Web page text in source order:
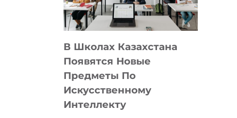
—
МЕЖДУНАРОДНУЮ
ДЛЯ
ТЕХНОЛОГИЧЕСКИХ
СТАРТАПОВ
В Школах Казахстана
Появятся Новые
Предметы По
Искусственному
Интеллекту